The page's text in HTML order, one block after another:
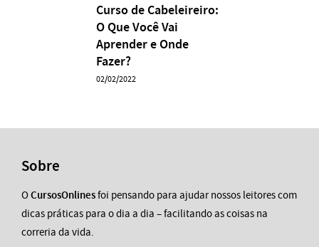
Curso de Cabeleireiro:
O Que Você Vai
Aprender e Onde
Fazer?
02/02/2022
Sobre
OCursosOnlinesfoi pensando para ajudar nossos leitores com
dicas práticas para o dia a dia – facilitando as coisas na
correria da vida.